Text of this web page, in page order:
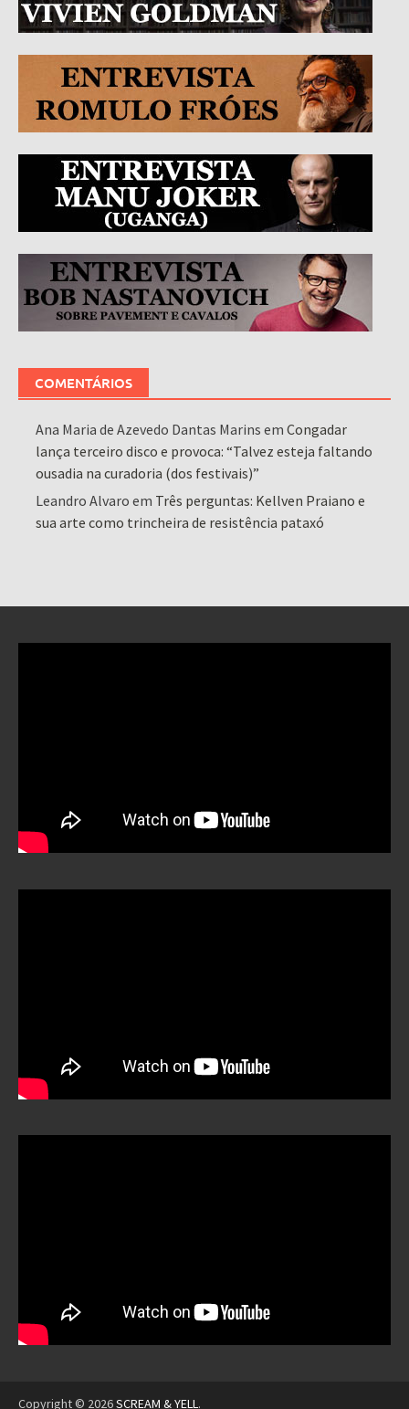
COMENTÁRIOS
Ana Maria de Azevedo Dantas Marins emCongadar
lança terceiro disco e provoca: “Talvez esteja faltando
ousadia na curadoria (dos festivais)”
Leandro Alvaro em Três perguntas: Kellven Praiano e
sua arte como trincheira de resistência pataxó
Copyright © 2026SCREAM & YELL .